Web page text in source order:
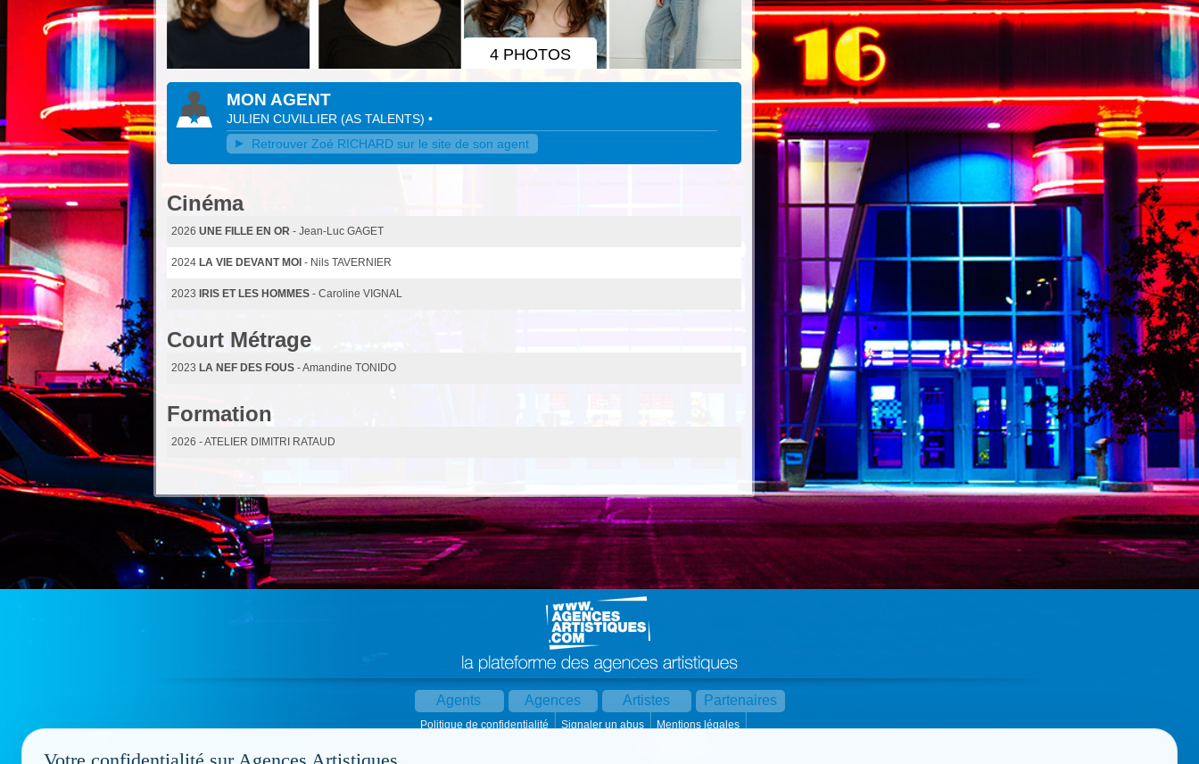
4 PHOTOS
MON AGENT
JULIEN CUVILLIER (AS TALENTS) •
Retrouver Zoé RICHARD sur le site de son agent
Cinéma
2026 UNE FILLE EN OR - Jean-Luc GAGET
2024 LA VIE DEVANT MOI - Nils TAVERNIER
2023 IRIS ET LES HOMMES - Caroline VIGNAL
Court Métrage
2023 LA NEF DES FOUS - Amandine TONIDO
Formation
2026 - ATELIER DIMITRI RATAUD
Agents Agences Artistes Partenaires
Politique de confidentialité Signaler un abus
Mentions légales